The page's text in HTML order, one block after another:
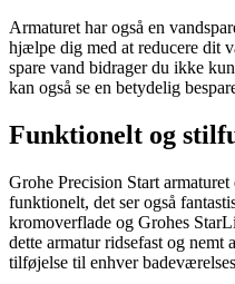
Armaturet har også en
hjælpe dig med at reducere dit
spare vand bidrager du ikke
kan også se en betydelig
Funktionelt og
Grohe Precision Start
funktionelt, det ser også
kromoverflade og Grohes
dette armatur ridsefast og
tilføjelse til enhver